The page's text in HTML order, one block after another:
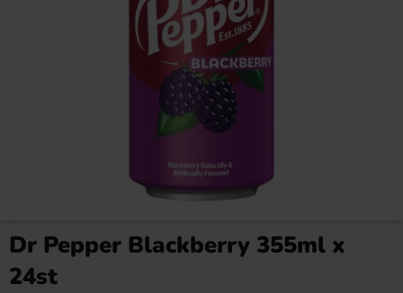
38.90 kr
Dr Pepper Blackberry 355ml x
24st